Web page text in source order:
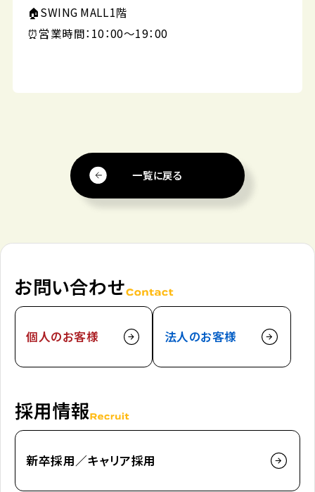
🏠SWING MALL1階
⏰営業時間：10：00～19：00
一覧に戻る
お問い合わせ
個人のお客様 法人のお客様
採用情報
新卒採用／キャリア採用